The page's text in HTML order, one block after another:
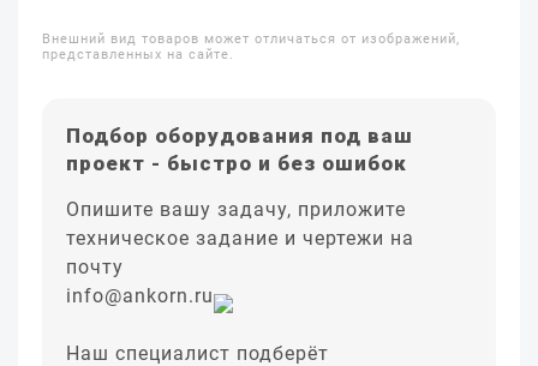
Внешний вид товаров может отличаться от изображений,
представленных на сайте.
Подбор оборудования под ваш
проект - быстро и без ошибок
Опишите вашу задачу, приложите
техническое задание и чертежи на
почту
info@ankorn.ru
Наш специалист подберёт